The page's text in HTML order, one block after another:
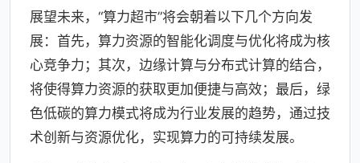
展望未来，“算力超市”将会朝着以下几个方向发
展：首先，算力资源的智能化调度与优化将成为核
心竞争力；其次，边缘计算与分布式计算的结合，
将使得算力资源的获取更加便捷与高效；最后，绿
色低碳的算力模式将成为行业发展的趋势，通过技
术创新与资源优化，实现算力的可持续发展。